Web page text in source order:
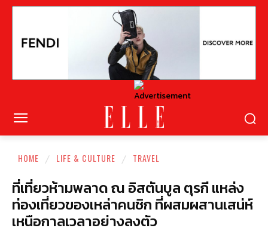
HOME LIFE & CULTURE TRAVEL
ที่เที่ยวห้ามพลาด ณ อิสตันบูล ตุรกี แหล่ง
ท่องเที่ยวของเหล่าคนชิก ที่ผสมผสานเสน่ห์
เหนือกาลเวลาอย่างลงตัว